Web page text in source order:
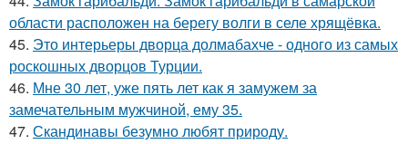
области расположен на берегу волги в селе хрящёвка.
45. Это интерьеры дворца долмабахче - одного из самых
роскошных дворцов Турции.
46. Мне 30 лет, уже пять лет как я замужем за
замечательным мужчиной, ему 35.
47. Скандинавы безумно любят природу.